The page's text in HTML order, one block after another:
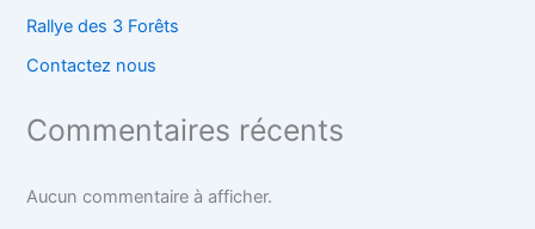
Rallye des 3 Forêts
Contactez nous
Commentaires récents
Aucun commentaire à afficher.